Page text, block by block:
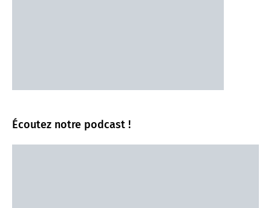
Écoutez notre podcast !